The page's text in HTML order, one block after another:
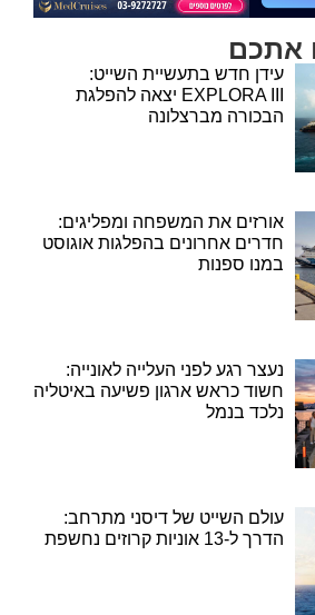
אתכם
עידן חדש בתעשיית השייט:
EXPLORA III יצאה להפלגת
הבכורה מברצלונה
אורזים את המשפחה ומפליגים:
חדרים אחרונים בהפלגות אוגוסט
במנו ספנות
נעצר רגע לפני העלייה לאונייה:
חשוד כראש ארגון פשיעה באיטליה
נלכד בנמל
עולם השייט של דיסני מתרחב:
הדרך ל-13 אוניות קרוזים נחשפת